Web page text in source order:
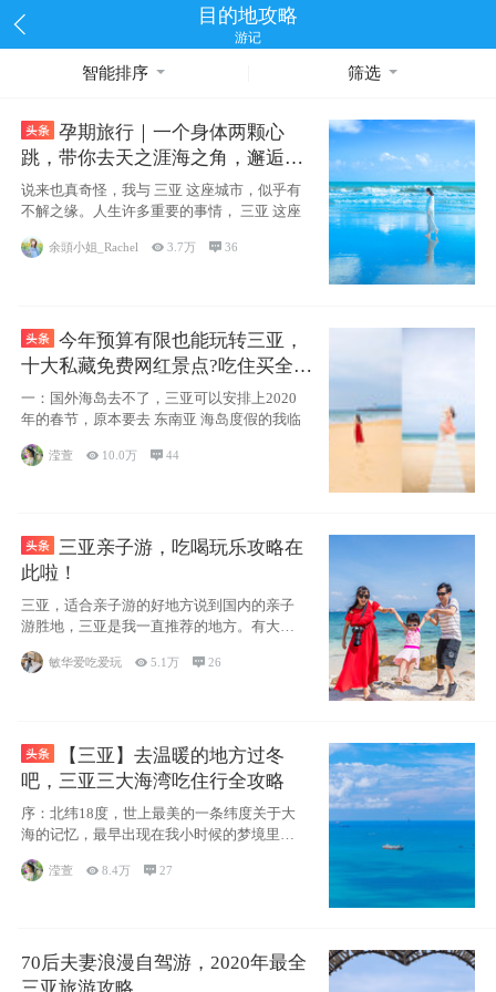
目的地攻略
游记
智能排序 筛选
孕期旅行｜一个身体两颗心
跳，带你去天之涯海之角，邂逅网
红却又安静的三亚
说来也真奇怪，我与 三亚 这座城市，似乎有
不解之缘。人生许多重要的事情， 三亚 这座
余頭小姐_Rachel  3.7万  36
今年预算有限也能玩转三亚，
十大私藏免费网红景点?吃住买全攻
一：国外海岛去不了，三亚可以安排上2020
年的春节，原本要去 东南亚 海岛度假的我临
滢萱  10.0万 44
三亚亲子游，吃喝玩乐攻略在
此啦！
三亚，适合亲子游的好地方说到国内的亲子
游胜地，三亚是我一直推荐的地方。有大
海、有蓝天
敏华爱吃爱玩 5.1万 26
【三亚】去温暖的地方过冬
吧，三亚三大海湾吃住行全攻略
序：北纬18度，世上最美的一条纬度关于大
海的记忆，最早出现在我小时候的梦境里，
滢萱 8.4万 27
70后夫妻浪漫自驾游，2020年最全